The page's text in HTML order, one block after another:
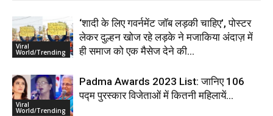
Viral
World/Trending
‘शादी के लिए गवर्नमेंट जॉब लड़की चाहिए’, पोस्टर
लेकर दुल्हन खोज रहे लड़के ने मजाकिया अंदाज़ में
ही समाज को एक मैसेज देने की...
Viral
World/Trending
Padma Awards 2023 List: जानिए 106
पद्म पुरस्कार विजेताओं में कितनी महिलायें…